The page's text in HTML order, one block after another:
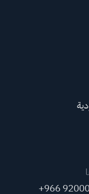
+966